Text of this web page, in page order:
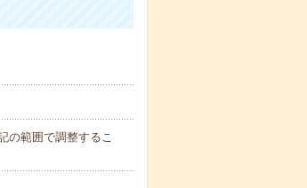
の範囲で調整するこ